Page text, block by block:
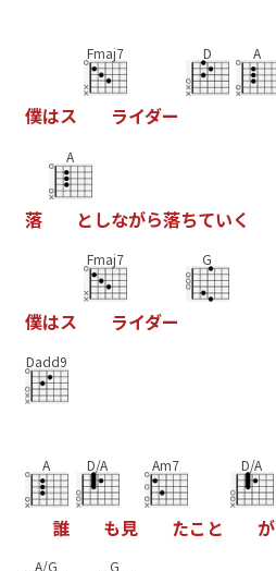
僕はス
Fmaj7
ライダー
D A
落
A
と しながら落ちていく
僕はス
Fmaj7
ライダー
G
Dadd9
A
誰
D/A
も見
Am7
たこ と
D/A
が
A/G G